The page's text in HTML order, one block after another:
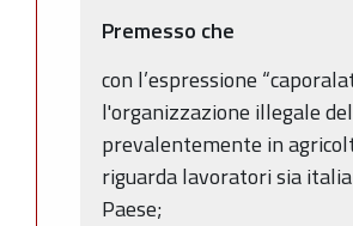
Premesso che
con l’espressione
l'organizzazione illegale
prevalentemente in
riguarda lavoratori sia
Paese;